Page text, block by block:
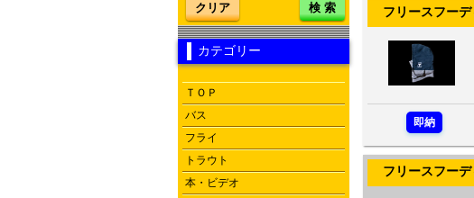
クリア 検 索
カテゴリー
ＴＯＰ
バス
フライ
トラウト
本・ビデオ
フリースフーデ
即納
フリースフーデ